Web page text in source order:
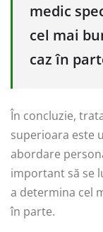
medic
cel mai
caz în
În concluzie,
superioara este
abordare
important să se
a determina cel
în parte.